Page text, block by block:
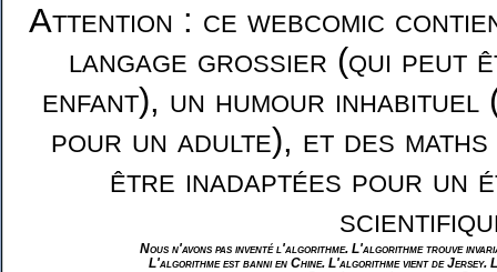
Attention : ce webcomic
langage grossier (qui peut
enfant), un humour inhabituel
pour un adulte), et des maths
être inadaptées pour un
Nous n'avons pas inventé l'algorithme. L'algorithme trouve
L'algorithme est banni en Chine. L'algorithme vient de Jersey.